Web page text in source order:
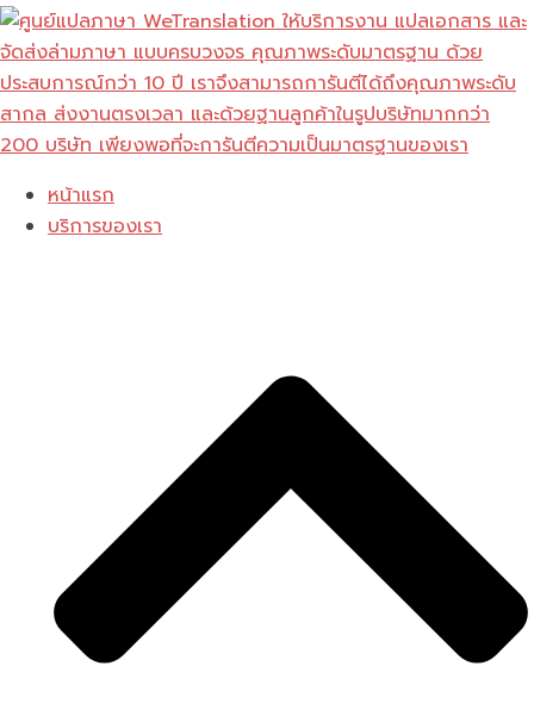
Skip
to
content
หน้าแรก
บริการของเรา